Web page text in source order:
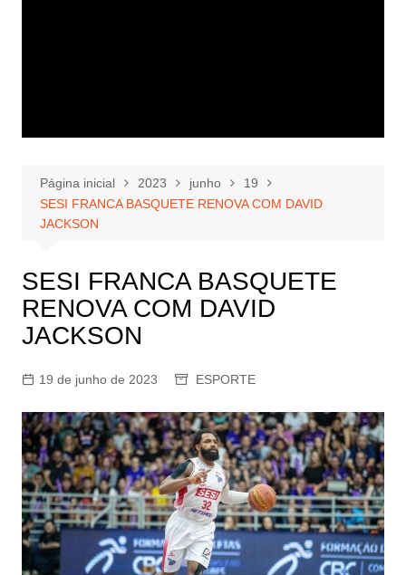
Página inicial 2023 junho
19
SESI FRANCA BASQUETE RENOVA COM DAVID
JACKSON
SESI FRANCA BASQUETE
RENOVA COM DAVID
JACKSON
19 de junho de 2023 ESPORTE